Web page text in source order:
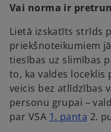
n
a
n
t
b
Vai norma ir
Lietā izskatīts strīds
priekšnoteikumiem
tiesības uz slimības
to, ka valdes
veicis bez atlīdzības
personu grupai –
par VSA 1. panta o2.